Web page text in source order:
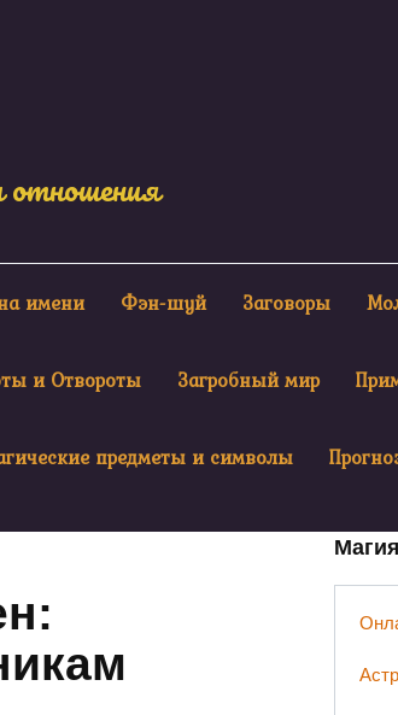
отношения
имени Фэн-шуй Заговоры
и Отвороты Загробный мир
предметы и символы